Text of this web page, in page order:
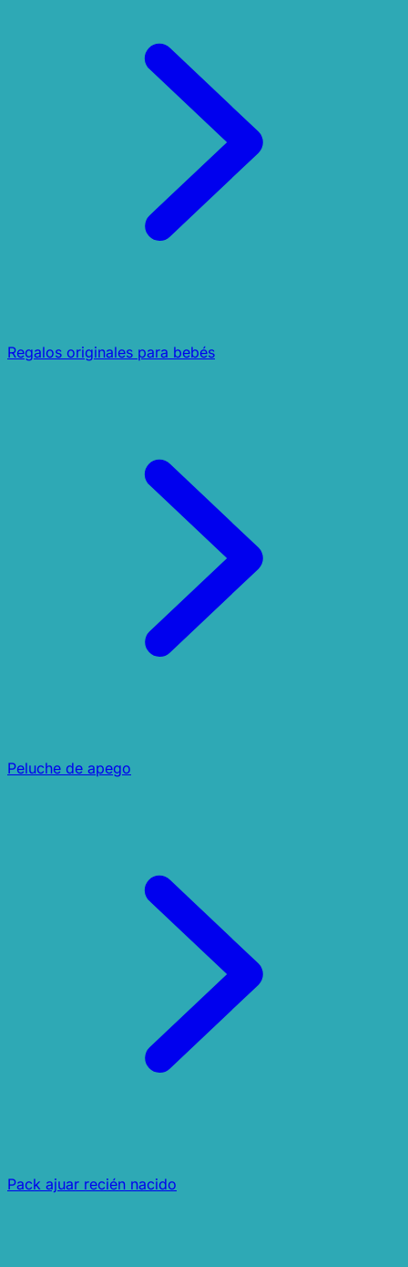
Regalos originales para bebés
Peluche de apego
Pack ajuar recién nacido